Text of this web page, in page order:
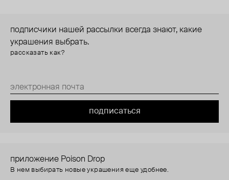
подписчики нашей рассылки всегда знают, какие
украшения выбрать.
рассказать как?
подписаться
приложение Poison Drop
В нем выбирать новые украшения еще удобнее.